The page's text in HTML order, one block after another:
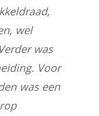
wel
was
Voor
was een